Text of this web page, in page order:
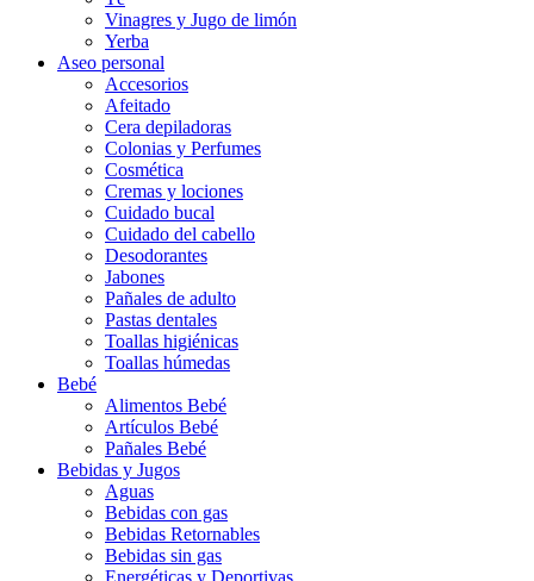
Vinagres y Jugo de limón
Yerba
Aseo personal
Accesorios
Afeitado
Cera depiladoras
Colonias y Perfumes
Cosmética
Cremas y lociones
Cuidado bucal
Cuidado del cabello
Desodorantes
Jabones
Pañales de adulto
Pastas dentales
Toallas higiénicas
Toallas húmedas
Bebé
Alimentos Bebé
Artículos Bebé
Pañales Bebé
Bebidas y Jugos
Aguas
Bebidas con gas
Bebidas Retornables
Bebidas sin gas
Energéticas y Deportivas